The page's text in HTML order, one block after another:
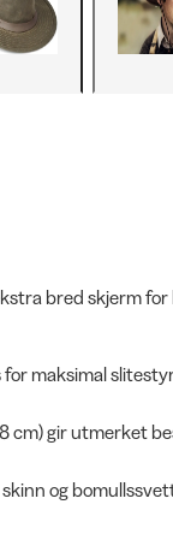
bred skjerm
maksimal
cm) gir utmerket
og